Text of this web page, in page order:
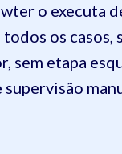
o executa
os casos,
sem etapa